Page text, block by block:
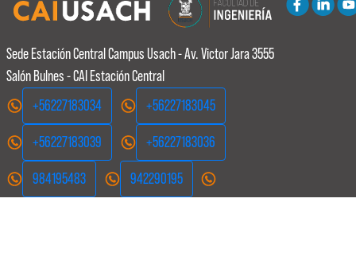
Sede Estación Central Campus Usach - Av. Victor Jara 3555
Salón Bulnes - CAI Estación Central
+56227183034
+56227183045
+56227183039 +56227183036
984195483 942290195